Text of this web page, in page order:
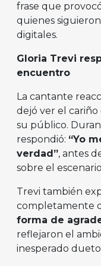
frase que
quienes
digitales.
Gloria Trevi
encuentro
La cantante
dejó ver el
su público.
respondió: “Yo
verdad”, antes
sobre el
Trevi también
completamente
forma de
reflejaron el
inesperado